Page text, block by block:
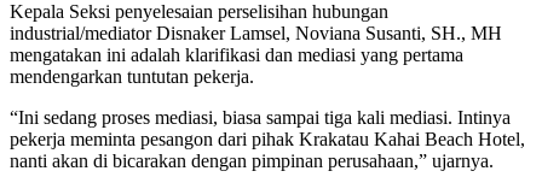
Kepala Seksi penyelesaian perselisihan hubungan
industrial/mediator Disnaker Lamsel, Noviana Susanti, SH., MH
mengatakan ini adalah klarifikasi dan mediasi yang pertama
mendengarkan tuntutan pekerja.
“Ini sedang proses mediasi, biasa sampai tiga kali mediasi. Intinya
pekerja meminta pesangon dari pihak Krakatau Kahai Beach Hotel,
nanti akan di bicarakan dengan pimpinan perusahaan,” ujarnya.